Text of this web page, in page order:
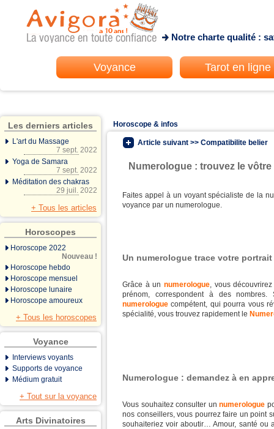
Notre charte qualité :
Voyance Tarot en ligne
Les derniers articles
L'art du Massage
7 sept. 2022
Yoga de Samara
7 sept. 2022
Méditation des chakras
29 juil. 2022
+ Tous les articles
Horoscopes
Horoscope 2022
Nouveau !
Horoscope hebdo
Horoscope mensuel
Horoscope lunaire
Horoscope amoureux
+ Tous les horoscopes
Voyance
Interviews voyants
Supports de voyance
Médium gratuit
+ Tout sur la voyance
Arts Divinatoires
Horoscope & infos
Article suivant >> Compatibilite belier
Numerologue : trouvez le
Faites appel à un voyant spécialiste de la
voyance par un numerologue.
Un numerologue trace votre
Grâce à unnumerologue, vous
prénom, correspondent à des
numerologue compétent, qui pourra vous
spécialité, vous trouvez rapidement le
Numerologue : demandez à en
Vous souhaitez consulter unnumerologue
nos conseillers, vous pourrez faire un point
souhaiteriez voir aboutir… Amour, santé ou